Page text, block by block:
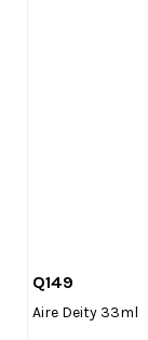
Q149
Aire Deity 33ml